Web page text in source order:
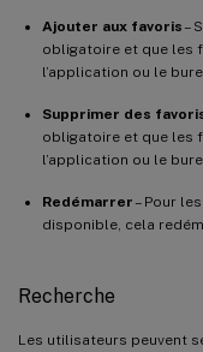
Ajouter aux favoris–
obligatoire et que les
l’application ou le
Supprimer des
obligatoire et que les
l’application ou le
Redémarrer– Pour
disponible, cela
Recherche
Les utilisateurs peuvent